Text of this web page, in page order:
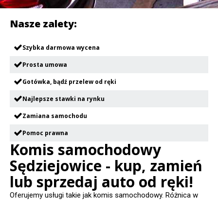
Nasze zalety:
Szybka darmowa wycena
Prosta umowa
Gotówka, bądź przelew od ręki
Najlepsze stawki na rynku
Zamiana samochodu
Pomoc prawna
Komis samochodowy
Sędziejowice - kup, zamień
lub sprzedaj auto od ręki!
Oferujemy usługi takie jak komis samochodowy. Różnica w